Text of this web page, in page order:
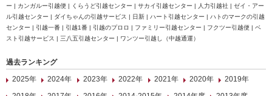
ー | カンガルー引越便 | くらうど引越センター | サカイ引越センター | 人力引越社 | ゼイ・アー
ル引越センター | ダイちゃんの引越サービス | 日新 | ハート引越センター | ハトのマークの引越
センター | 引越一番 | 引越1番 | 引越のプロロ | ファミリー引越センター | フクツー引越便 | ベ
スト引越サービス | 三八五引越センター | ワンツー引越し（中越通運）
過去ランキング
2025年
2024年 2023年 2022年 2021年 2020年
2019年